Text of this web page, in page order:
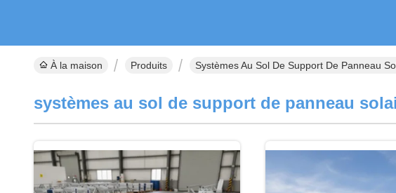
À la maison Produits Systèmes Au Sol De Support De Panneau
systèmes au sol de support de panneau